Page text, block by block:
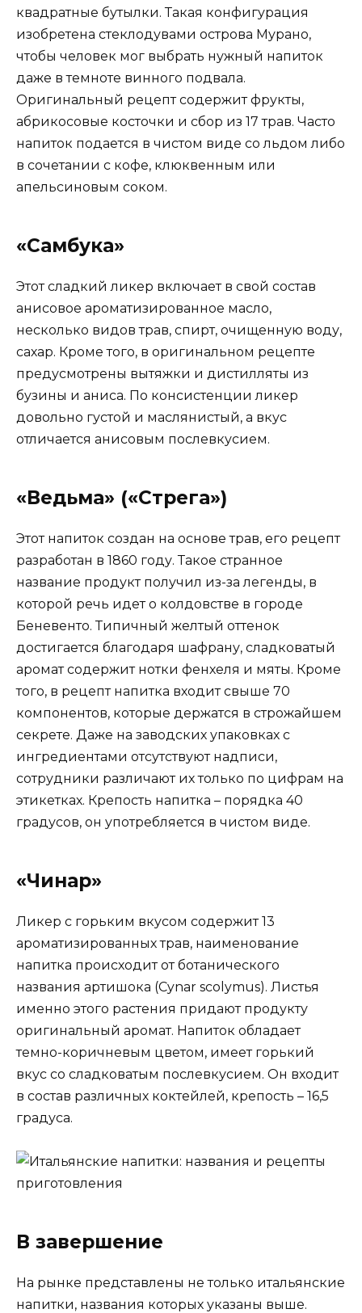
квадратные бутылки. Такая конфигурация
изобретена стеклодувами острова Мурано,
чтобы человек мог выбрать нужный напиток
даже в темноте винного подвала.
Оригинальный рецепт содержит фрукты,
абрикосовые косточки и сбор из 17 трав. Часто
напиток подается в чистом виде со льдом либо
в сочетании с кофе, клюквенным или
апельсиновым соком.
«Самбука»
Этот сладкий ликер включает в свой состав
анисовое ароматизированное масло,
несколько видов трав, спирт, очищенную воду,
сахар. Кроме того, в оригинальном рецепте
предусмотрены вытяжки и дистилляты из
бузины и аниса. По консистенции ликер
довольно густой и маслянистый, а вкус
отличается анисовым послевкусием.
«Ведьма» («Стрега»)
Этот напиток создан на основе трав, его рецепт
разработан в 1860 году. Такое странное
название продукт получил из-за легенды, в
которой речь идет о колдовстве в городе
Беневенто. Типичный желтый оттенок
достигается благодаря шафрану, сладковатый
аромат содержит нотки фенхеля и мяты. Кроме
того, в рецепт напитка входит свыше 70
компонентов, которые держатся в строжайшем
секрете. Даже на заводских упаковках с
ингредиентами отсутствуют надписи,
сотрудники различают их только по цифрам на
этикетках. Крепость напитка – порядка 40
градусов, он употребляется в чистом виде.
«Чинар»
Ликер с горьким вкусом содержит 13
ароматизированных трав, наименование
напитка происходит от ботанического
названия артишока (Cynar scolymus). Листья
именно этого растения придают продукту
оригинальный аромат. Напиток обладает
темно-коричневым цветом, имеет горький
вкус со сладковатым послевкусием. Он входит
в состав различных коктейлей, крепость – 16,5
градуса.
В завершение
На рынке представлены не только итальянские
напитки, названия которых указаны выше.